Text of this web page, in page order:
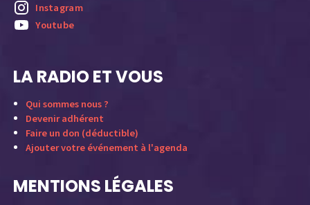
Instagram
Youtube
LA RADIO ET VOUS
Qui sommes nous ?
Devenir adhérent
Faire un don (déductible)
Ajouter votre événement à l'agenda
MENTIONS LÉGALES